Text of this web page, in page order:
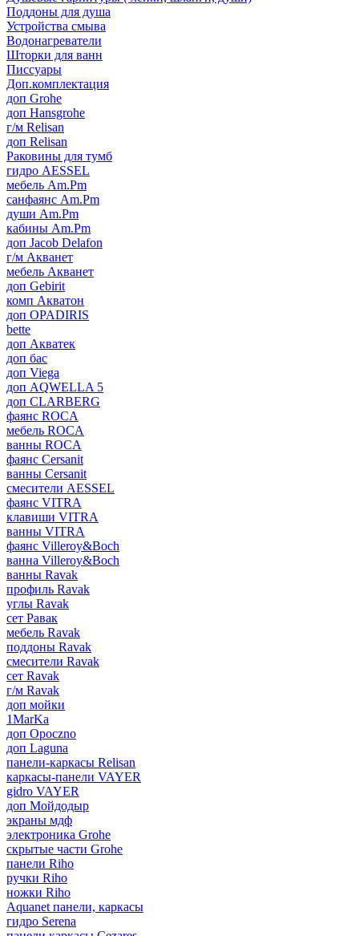
Поддоны для душа
Устройства смыва
Водонагреватели
Шторки для ванн
Писсуары
Доп.комплектация
доп Grohe
доп Hansgrohe
г/м Relisan
доп Relisan
Раковины для тумб
гидро AESSEL
мебель Am.Pm
санфаянс Am.Pm
души Am.Pm
кабины Am.Pm
доп Jacob Delafon
г/м Акванет
мебель Акванет
доп Gebirit
комп Акватон
доп OPADIRIS
bette
доп Акватек
доп бас
доп Viega
доп AQWELLA 5
доп CLARBERG
фаянс ROCA
мебель ROCA
ванны ROCA
фаянс Cersanit
ванны Cersanit
смесители AESSEL
фаянс VITRA
клавиши VITRA
ванны VITRA
фаянс Villeroy&Boch
ванна Villeroy&Boch
ванны Ravak
профиль Ravak
углы Ravak
сет Равак
мебель Ravak
поддоны Ravak
смесители Ravak
сет Ravak
г/м Ravak
доп мойки
1MarKa
доп Opoczno
доп Laguna
панели-каркасы Relisan
каркасы-панели VAYER
gidro VAYER
доп Мойдодыр
экраны мдф
электроника Grohe
скрытые части Grohe
панели Riho
ручки Riho
ножки Riho
Aquanet панели, каркасы
гидро Serena